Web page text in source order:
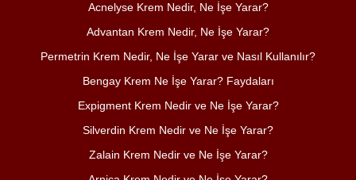
Acnelyse Krem Nedir, Ne İşe Yarar?
Advantan Krem Nedir, Ne İşe Yarar?
Permetrin Krem Nedir, Ne İşe Yarar ve Nasıl Kullanılır?
Bengay Krem Ne İşe Yarar? Faydaları
Expigment Krem Nedir ve Ne İşe Yarar?
Silverdin Krem Nedir ve Ne İşe Yarar?
Zalain Krem Nedir ve Ne İşe Yarar?